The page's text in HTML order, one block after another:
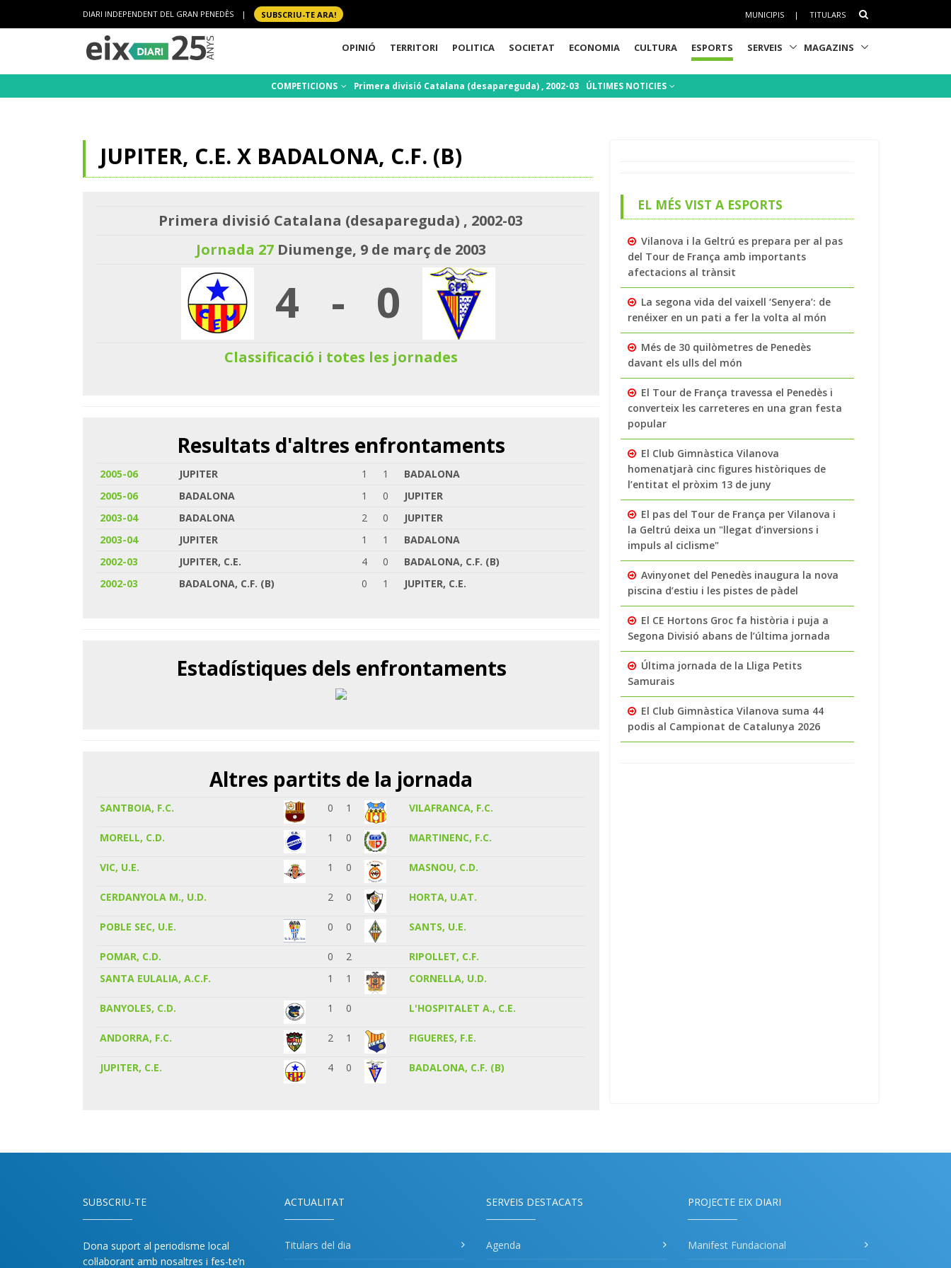
DIARI INDEPENDENT DEL GRAN PENEDÈS | SUBSCRIU-TE ARA! MUNICIPIS | TITULARS
OPINIÓ TERRITORI POLITICA SOCIETAT ECONOMIA CULTURA ESPORTS SERVEIS MAGAZINS
COMPETICIONS Primera divisió Catalana (desapareguda) , 2002-03 ÚLTIMES NOTICIES
JUPITER, C.E. X BADALONA, C.F. (B)
Primera divisió Catalana (desapareguda) , 2002-03
Jornada 27Diumenge, 9 de març de 2003
4 - 0
Classificació i totes les jornades
Resultats d'altres enfrontaments
2005-06 JUPITER 1 1
BADALONA
2005-06
BADALONA 1 0
JUPITER
2003-04
BADALONA 2 0
JUPITER
2003-04
JUPITER 1 1
BADALONA
2002-03
JUPITER, C.E. 4 0
BADALONA, C.F. (B)
2002-03
BADALONA, C.F. (B) 0 1 JUPITER, C.E.
Estadístiques dels enfrontaments
Altres partits de la jornada
SANTBOIA, F.C. 0 1 VILAFRANCA, F.C.
MORELL, C.D. 1 0 MARTINENC, F.C.
VIC, U.E. 1 0 MASNOU, C.D.
CERDANYOLA M., U.D. 2 0 HORTA, U.AT.
POBLE SEC, U.E. 0 0 SANTS, U.E.
POMAR, C.D. 0 2
RIPOLLET, C.F.
SANTA EULALIA, A.C.F.
1 1 CORNELLA, U.D.
BANYOLES, C.D. 1 0 L'HOSPITALET A., C.E.
ANDORRA, F.C. 2 1 FIGUERES, F.E.
JUPITER, C.E. 4 0 BADALONA, C.F. (B)
EL MÉS VIST A ESPORTS
Vilanova i la Geltrú es prepara per al pas
del Tour de França amb importants
afectacions al trànsit
La segona vida del vaixell ‘Senyera’: de
renéixer en un pati a fer la volta al món
Més de 30 quilòmetres de Penedès
davant els ulls del món
El Tour de França travessa el Penedès i
converteix les carreteres en una gran festa
popular
El Club Gimnàstica Vilanova
homenatjarà cinc figures històriques de
l’entitat el pròxim 13 de juny
El pas del Tour de França per Vilanova i
la Geltrú deixa un "llegat d’inversions i
impuls al ciclisme"
Avinyonet del Penedès inaugura la nova
piscina d’estiu i les pistes de pàdel
El CE Hortons Groc fa història i puja a
Segona Divisió abans de l’última jornada
Última jornada de la Lliga Petits
Samurais
El Club Gimnàstica Vilanova suma 44
podis al Campionat de Catalunya 2026
SUBSCRIU-TE
Dona suport al periodisme local
col·laborant amb nosaltres i fes-te’n
ACTUALITAT
Titulars del dia
SERVEIS DESTACATS
Agenda
PROJECTE EIX DIARI
Manifest Fundacional